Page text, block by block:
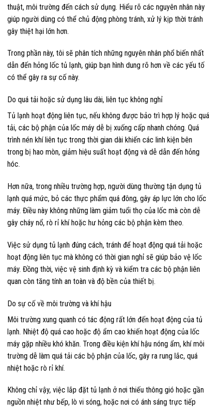
thuật, môi trường đến cách sử dụng. Hiểu rõ các nguyên nhân này
giúp người dùng có thể chủ động phòng tránh, xử lý kịp thời tránh
gây thiệt hại lớn hơn.
Trong phần này, tôi sẽ phân tích những nguyên nhân phổ biến nhất
dẫn đến hỏng lốc tủ lạnh, giúp bạn hình dung rõ hơn về các yếu tố
có thể gây ra sự cố này.
Do quá tải hoặc sử dụng lâu dài, liên tục không nghỉ
Tủ lạnh hoạt động liên tục, nếu không được bảo trì hợp lý hoặc quá
tải, các bộ phận của lốc máy dễ bị xuống cấp nhanh chóng. Quá
trình nén khí liên tục trong thời gian dài khiến các linh kiện bên
trong bị hao mòn, giảm hiệu suất hoạt động và dễ dẫn đến hỏng
hóc.
Hơn nữa, trong nhiều trường hợp, người dùng thường tận dụng tủ
lạnh quá mức, bỏ các thực phẩm quá đông, gây áp lực lớn cho lốc
máy. Điều này không những làm giảm tuổi thọ của lốc mà còn dễ
gây cháy nổ, rò rỉ khí hoặc hư hỏng các bộ phận kèm theo.
Việc sử dụng tủ lạnh đúng cách, tránh để hoạt động quá tải hoặc
hoạt động liên tục mà không có thời gian nghỉ sẽ giúp bảo vệ lốc
máy. Đồng thời, việc vệ sinh định kỳ và kiểm tra các bộ phận liên
quan còn tăng tính an toàn và độ bền của thiết bị.
Do sự cố về môi trường và khí hậu
Môi trường xung quanh có tác động rất lớn đến hoạt động của tủ
lạnh. Nhiệt độ quá cao hoặc độ ẩm cao khiến hoạt động của lốc
máy gặp nhiều khó khăn. Trong điều kiện khí hậu nóng ẩm, khí môi
trường dễ làm quá tải các bộ phận của lốc, gây ra rung lắc, quá
nhiệt hoặc rò rỉ khí.
Không chỉ vậy, việc lắp đặt tủ lạnh ở nơi thiếu thông gió hoặc gần
nguồn nhiệt như bếp, lò vi sóng, hoặc nơi có ánh sáng trực tiếp